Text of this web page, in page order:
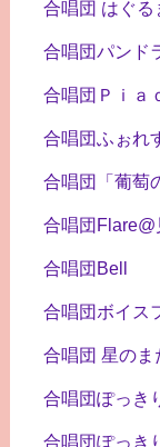
合唱団 はぐる
合唱団パンド
合唱団Ｐｉａ
合唱団ふぉれ
合唱団「葡萄
合唱団Flare@
合唱団Bell
合唱団ボイス
合唱団 星のま
合唱団ぽっき
合唱団ぽっき